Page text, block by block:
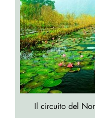
Il circuito del